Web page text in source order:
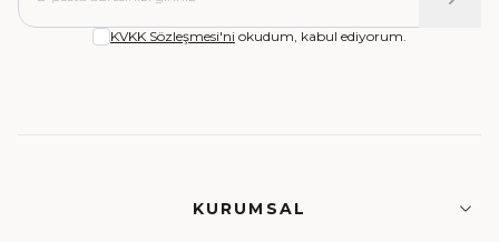
KVKK Sözleşmesi'ni okudum, kabul ediyorum.
KURUMSAL